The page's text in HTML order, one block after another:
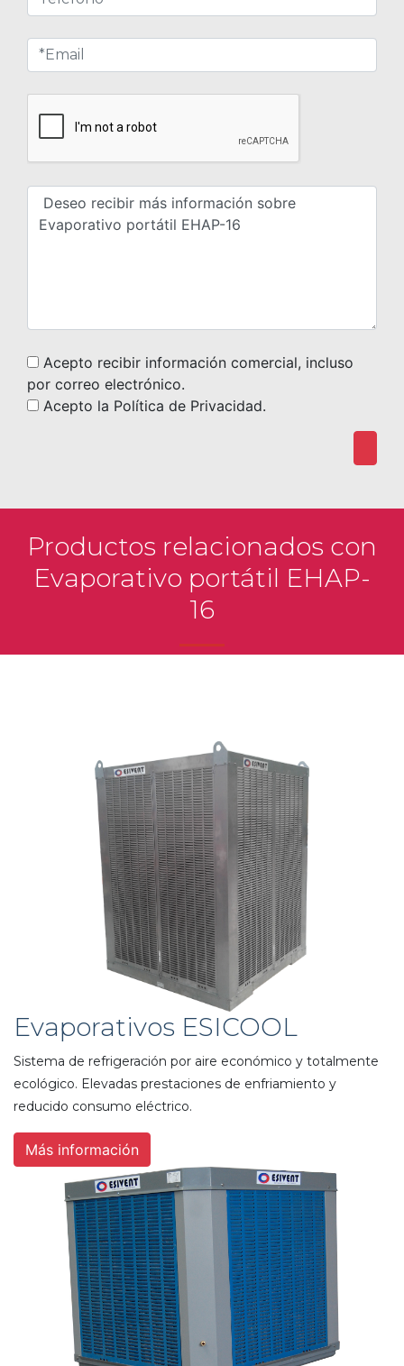
Acepto recibir información comercial, incluso
por correo electrónico.
Acepto la Política de Privacidad.
Productos relacionados con
Evaporativo portátil EHAP-
16
Evaporativos ESICOOL
Sistema de refrigeración por aire económico y totalmente
ecológico. Elevadas prestaciones de enfriamiento y
reducido consumo eléctrico.
Más información